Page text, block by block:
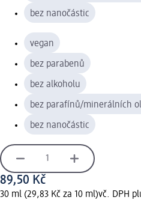
bez nanočástic
vegan
bez parabenů
bez alkoholu
bez parafínů/minerálních
bez nanočástic
89,50 Kč
30 ml (29,83 Kč za 10 ml)vč. DPH